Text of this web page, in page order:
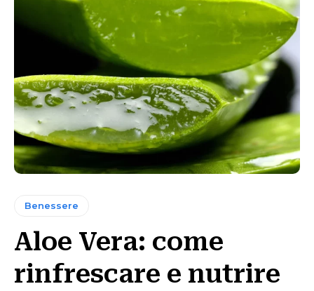
Benessere
Aloe Vera: come
rinfrescare e nutrire